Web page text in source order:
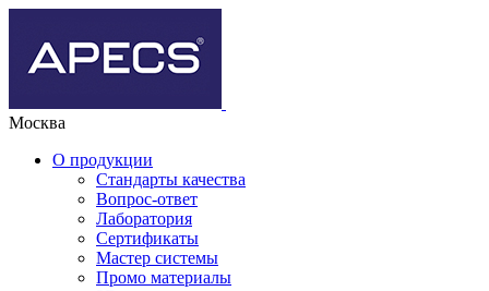
Москва
О продукции
Стандарты качества
Вопрос-ответ
Лаборатория
Сертификаты
Мастер системы
Промо материалы